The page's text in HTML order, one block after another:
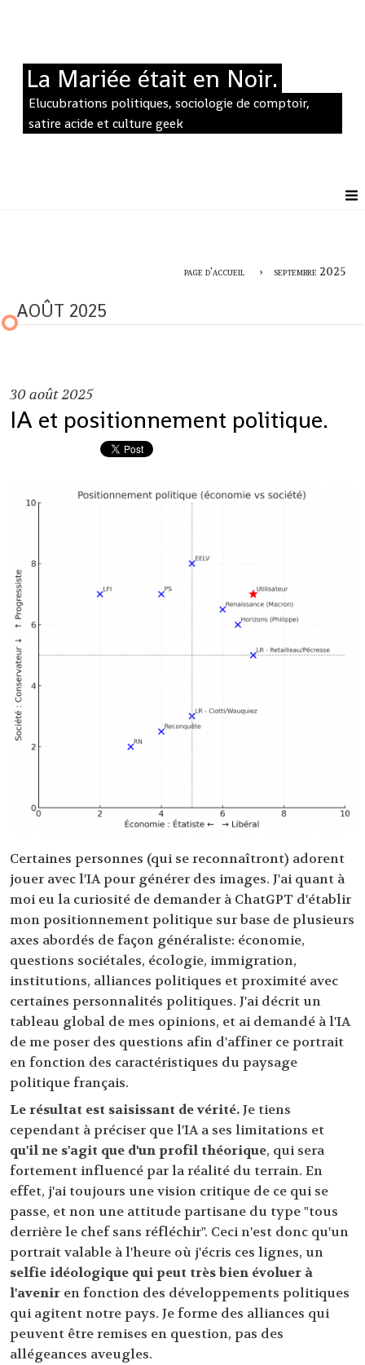
La Mariée était en Noir.
Elucubrations politiques, sociologie de comptoir,
satire acide et culture geek
page d'accueil septembre 2025
AOÛT 2025
30août 2025
IA et positionnement politique.
Certaines personnes (qui se reconnaîtront) adorent
jouer avec l'IA pour générer des images. J'ai quant à
moi eu la curiosité de demander à ChatGPT d'établir
mon positionnement politique sur base de plusieurs
axes abordés de façon généraliste: économie,
questions sociétales, écologie, immigration,
institutions, alliances politiques et proximité avec
certaines personnalités politiques. J'ai décrit un
tableau global de mes opinions, et ai demandé à l'IA
de me poser des questions afin d'affiner ce portrait
en fonction des caractéristiques du paysage
politique français.
Le résultat est saisissant de vérité.Je tiens
cependant à préciser que l'IA a ses limitations et
qu'il ne s'agit que d'un profil théorique, qui sera
fortement influencé par la réalité du terrain. En
effet, j'ai toujours une vision critique de ce qui se
passe, et non une attitude partisane du type "tous
derrière le chef sans réfléchir". Ceci n'est donc qu'un
portrait valable à l'heure où j'écris ces lignes, un
selfie idéologique qui peut très bien évoluer à
l'avenir en fonction des développements politiques
qui agitent notre pays. Je forme des alliances qui
peuvent être remises en question, pas des
allégeances aveugles.